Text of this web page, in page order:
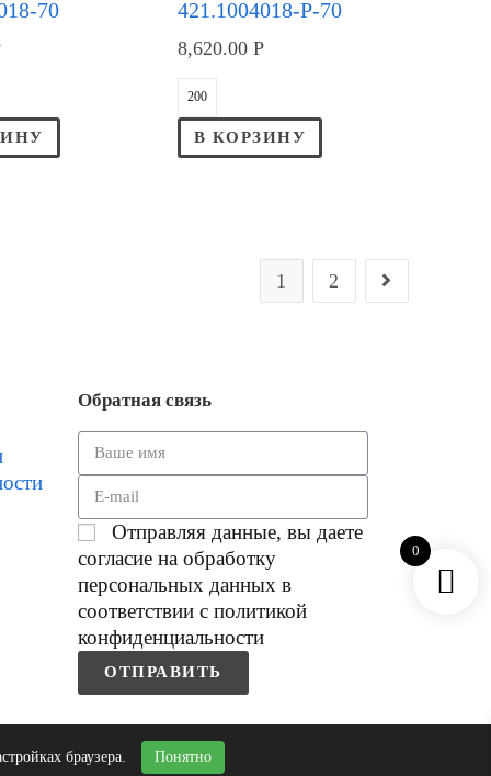
70
421.1004018-Р-70
8,620.00 Р
В КОРЗИНУ
1 2
Обратная связь
Отправляя данные, вы даете
согласие на обработку
персональных данных в
соответствии с политикой
конфиденциальности
ОТПРАВИТЬ
0
браузера. Понятно